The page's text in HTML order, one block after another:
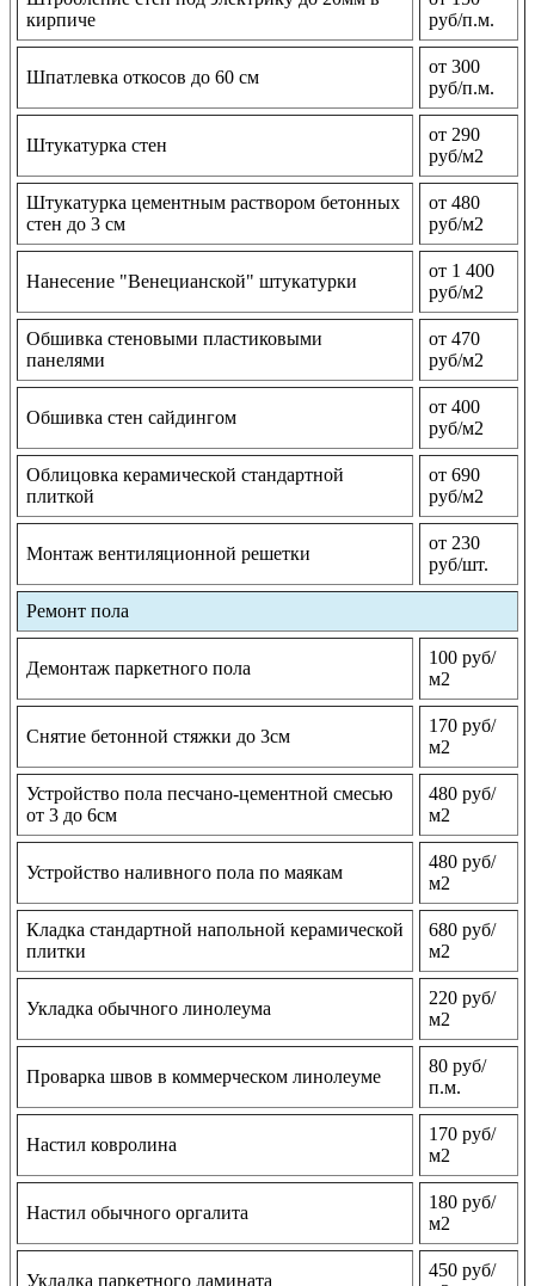
кирпиче
руб/п.м.
Шпатлевка откосов до 60 см
от 300
руб/п.м.
Штукатурка стен
от 290
руб/м2
Штукатурка цементным раствором бетонных
стен до 3 см
от 480
руб/м2
Нанесение "Венецианской" штукатурки
от 1 400
руб/м2
Обшивка стеновыми пластиковыми
панелями
от 470
руб/м2
Обшивка стен сайдингом
от 400
руб/м2
Облицовка керамической стандартной
плиткой
от 690
руб/м2
Монтаж вентиляционной решетки
от 230
руб/шт.
Ремонт пола
Демонтаж паркетного пола
100 руб/
м2
Снятие бетонной стяжки до 3см
170 руб/
м2
Устройство пола песчано-цементной смесью
от 3 до 6см
480 руб/
м2
Устройство наливного пола по маякам
480 руб/
м2
Кладка стандартной напольной керамической
плитки
680 руб/
м2
Укладка обычного линолеума
220 руб/
м2
Проварка швов в коммерческом линолеуме
80 руб/
п.м.
Настил ковролина
170 руб/
м2
Настил обычного оргалита
180 руб/
м2
Укладка паркетного ламината
450 руб/